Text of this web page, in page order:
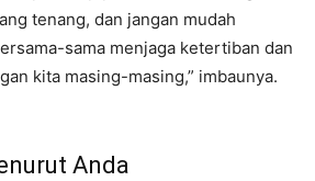
tenang, dan jangan mudah
sama menjaga ketertiban dan
kita masing-masing,” imbaunya.
Anda